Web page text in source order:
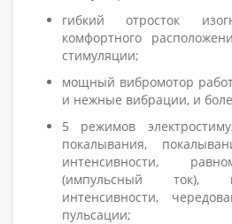
гибкий отросток
комфортного
стимуляции;
мощный вибромотор
и нежные вибрации, и
5 режимов
покалывания,
интенсивности,
(импульсный ток),
интенсивности,
пульсации;